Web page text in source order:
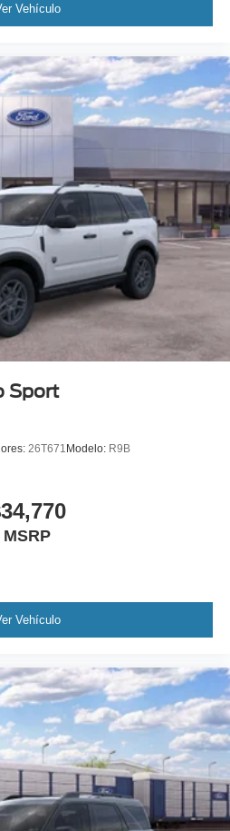
Vehículo
Sport
26T671 Modelo: R9B
MSRP
Vehículo